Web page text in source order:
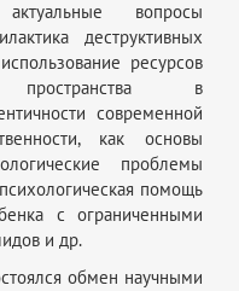
вопросы
деструктивных
ресурсов
пространства в
современной
как основы
проблемы
помощь
с ограниченными
и др.
обмен научными